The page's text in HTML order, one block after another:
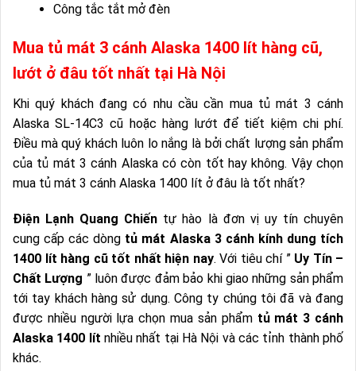
Công tắc tắt mở đèn
Mua tủ mát 3 cánh Alaska 1400 lít hàng cũ,
lướt ở đâu tốt nhất tại Hà Nội
Khi quý khách đang có nhu cầu cần mua tủ mát 3 cánh
Alaska SL-14C3 cũ hoặc hàng lướt để tiết kiệm chi phí.
Điều mà quý khách luôn lo nắng là bởi chất lượng sản phẩm
của tủ mát 3 cánh Alaska có còn tốt hay không. Vậy chọn
mua tủ mát 3 cánh Alaska 1400 lít ở đâu là tốt nhất?
Điện Lạnh Quang Chiến tự hào là đơn vị uy tín chuyên
cung cấp các dòng tủ mát Alaska 3 cánh kính dung tích
1400 lít hàng cũ tốt nhất hiện nay. Với tiêu chí ” Uy Tín –
Chất Lượng ” luôn được đảm bảo khi giao những sản phẩm
tới tay khách hàng sử dụng. Công ty chúng tôi đã và đang
được nhiều người lựa chọn mua sản phẩm tủ mát 3 cánh
Alaska 1400 lít nhiều nhất tại Hà Nội và các tỉnh thành phố
khác.